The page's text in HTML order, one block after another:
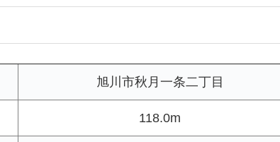
旭川市秋月一条二丁目
118.0m